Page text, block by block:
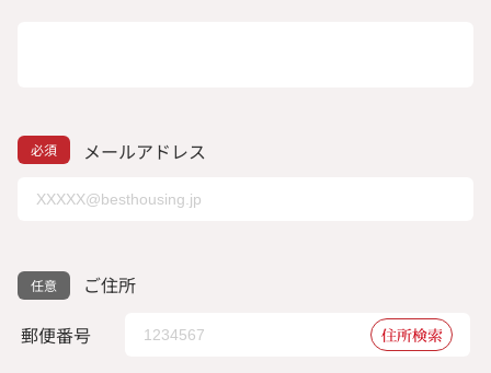
メールアドレス
ご住所
郵便番号
住所検索